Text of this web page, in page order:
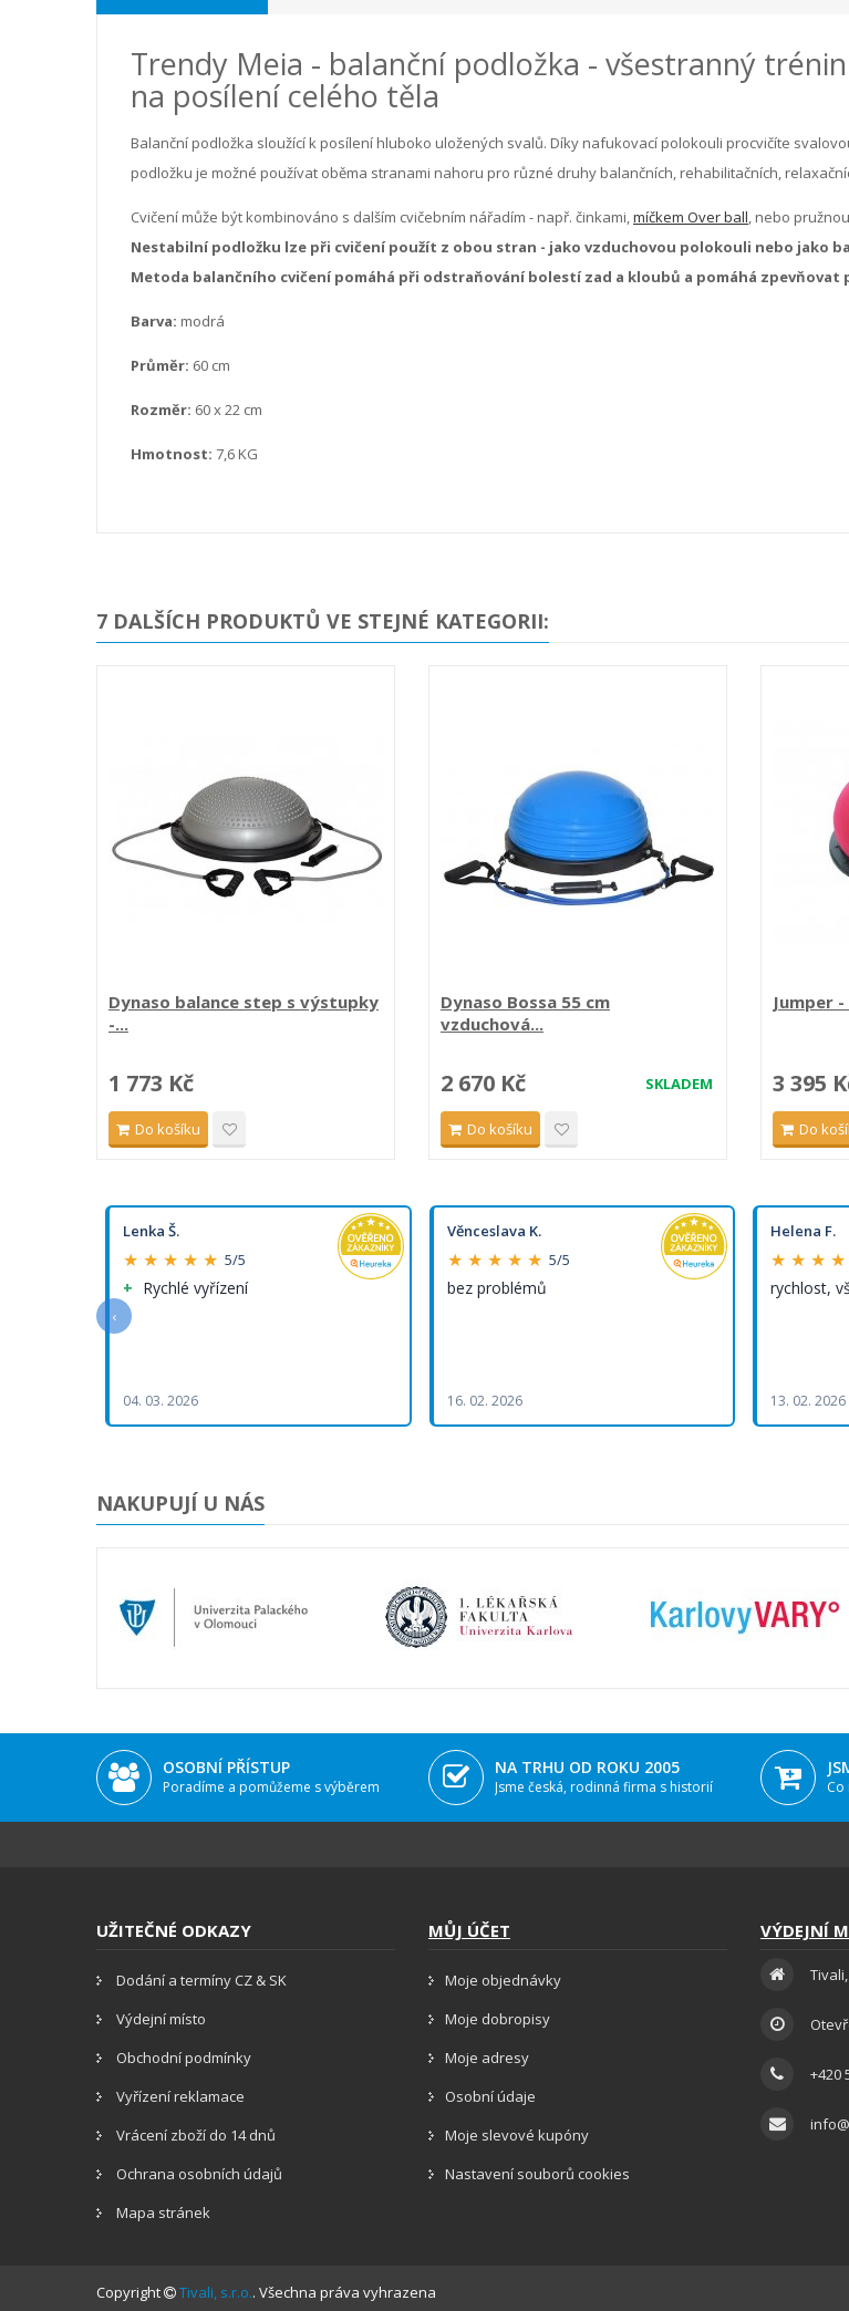
Trendy Meia - balanční podložka - všestranný
na posílení celého těla
Balanční podložka sloužící k posílení hluboko uložených svalů. Díky nafukovací polokouli procvičíte
podložku je možné používat oběma stranami nahoru pro různé druhy balančních, rehabilitačních,
Cvičení může být kombinováno s dalším cvičebním nářadím - např. činkami,míčkem Over ball, nebo pružnou
Nestabilní podložku lze při cvičení použít z obou stran - jako vzduchovou polokouli nebo jako
Metoda balančního cvičení pomáhá při odstraňování bolestí zad a kloubů a pomáhá zpevňovat
Barva: modrá
Průměr: 60 cm
Rozměr: 60 x 22 cm
Hmotnost: 7,6 KG
7 DALŠÍCH PRODUKTŮ VE STEJNÉ KATEGORII:
Dynaso balance step s výstupky
-...
1 773 Kč
Do košíku
Dynaso Bossa 55 cm
vzduchová...
SKLADEM
2 670 Kč
Do košíku
Jumper
3 395
Do
Lenka Š.
★ ★ ★ ★ ★ 5/5
Rychlé vyřízení
04. 03. 2026
Věnceslava K.
★ ★ ★ ★ ★ 5/5
bez problémů
16. 02. 2026
Helena F.
★ ★ ★ ★
rychlost,
13. 02. 2026
‹
NAKUPUJÍ U NÁS
OSOBNÍ PŘÍSTUP
Poradíme a pomůžeme s výběrem
NA TRHU OD ROKU 2005
Jsme česká, rodinná firma s historií Co
UŽITEČNÉ ODKAZY
Dodání a termíny CZ & SK
Výdejní místo
Obchodní podmínky
Vyřízení reklamace
Vrácení zboží do 14 dnů
Ochrana osobních údajů
Mapa stránek
MŮJ ÚČET
Moje objednávky
Moje dobropisy
Moje adresy
Osobní údaje
Moje slevové kupóny
Nastavení souborů cookies
VÝDEJNÍ
+420
Copyright Tivali, s.r.o.. Všechna práva vyhrazena